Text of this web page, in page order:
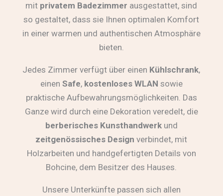
mit privatem Badezimmer ausgestattet, sind
so gestaltet, dass sie Ihnen optimalen Komfort
in einer warmen und authentischen Atmosphäre
bieten.
Jedes Zimmer verfügt über einen Kühlschrank,
einen Safe, kostenloses WLAN sowie
praktische Aufbewahrungsmöglichkeiten. Das
Ganze wird durch eine Dekoration veredelt, die
berberisches Kunsthandwerkund
zeitgenössisches Design verbindet, mit
Holzarbeiten und handgefertigten Details von
Bohcine, dem Besitzer des Hauses.
Unsere Unterkünfte passen sich allen